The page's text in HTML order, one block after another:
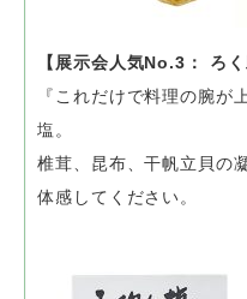
【展示会人気No.3： ろく
『これだけで料理の腕が
塩。
椎茸、昆布、干帆立貝の
体感してくだ